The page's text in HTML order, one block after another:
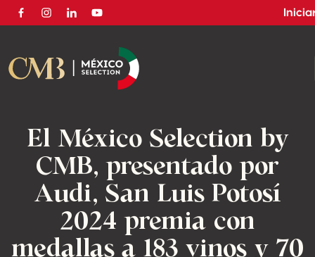
FacebookInstagram
LinkedinYoutube
El México Selection by
CMB, presentado por
Audi, San Luis Potosí
2024 premia con
medallas a 183 vinos y 70